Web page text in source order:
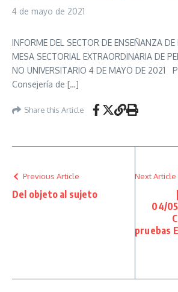
4 de mayo de 2021
INFORME DEL SECTOR DE ENSEÑANZA
MESA SECTORIAL EXTRAORDINARIA DE
NO UNIVERSITARIO 4 DE MAYO DE 2021
Consejería de […]
Share this Article
Previous Article
Del objeto al sujeto
Next Article
04/
pruebas